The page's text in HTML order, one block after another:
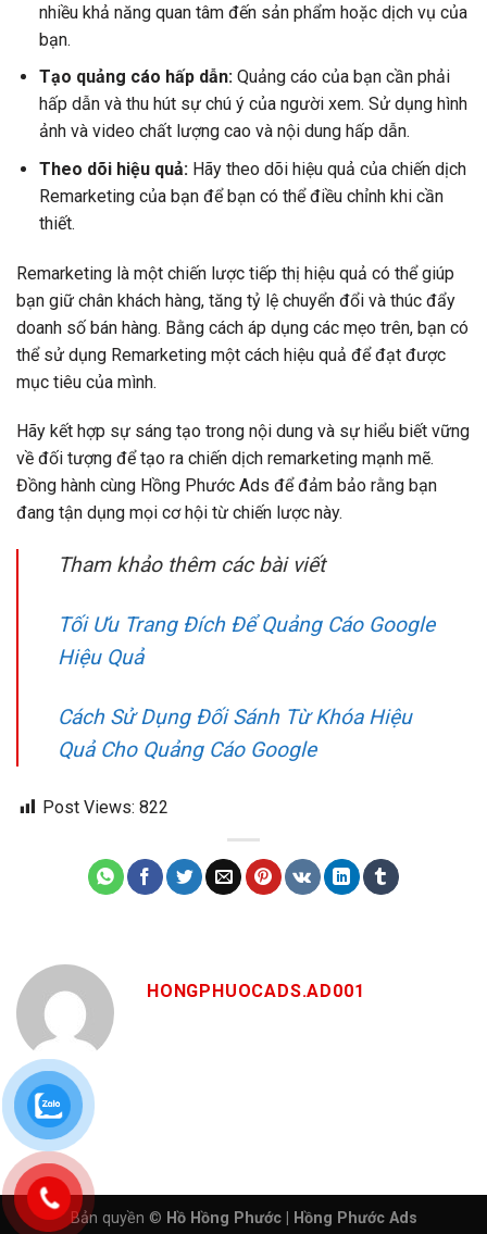
nhiều khả năng quan tâm đến sản phẩm hoặc dịch vụ của
bạn.
Tạo quảng cáo hấp dẫn:Quảng cáo của bạn cần phải
hấp dẫn và thu hút sự chú ý của người xem. Sử dụng hình
ảnh và video chất lượng cao và nội dung hấp dẫn.
Theo dõi hiệu quả:Hãy theo dõi hiệu quả của chiến dịch
Remarketing của bạn để bạn có thể điều chỉnh khi cần
thiết.
Remarketing là một chiến lược tiếp thị hiệu quả có thể giúp
bạn giữ chân khách hàng, tăng tỷ lệ chuyển đổi và thúc đẩy
doanh số bán hàng. Bằng cách áp dụng các mẹo trên, bạn có
thể sử dụng Remarketing một cách hiệu quả để đạt được
mục tiêu của mình.
Hãy kết hợp sự sáng tạo trong nội dung và sự hiểu biết vững
về đối tượng để tạo ra chiến dịch remarketing mạnh mẽ.
Đồng hành cùng Hồng Phước Ads để đảm bảo rằng bạn
đang tận dụng mọi cơ hội từ chiến lược này.
Tham khảo thêm các bài viết
Tối Ưu Trang Đích Để Quảng Cáo Google
Hiệu Quả
Cách Sử Dụng Đối Sánh Từ Khóa Hiệu
Quả Cho Quảng Cáo Google
Post Views: 822
HONGPHUOCADS.AD001
Bản quyền © Hồ Hồng Phước | Hồng Phước Ads